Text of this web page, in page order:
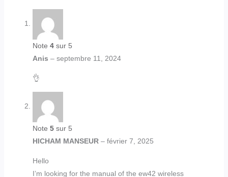
Note 4sur 5
Anis – septembre 11, 2024
👌
Note 5sur 5
HICHAM MANSEUR – février 7, 2025
Hello
I’m looking for the manual of the ew42 wireless